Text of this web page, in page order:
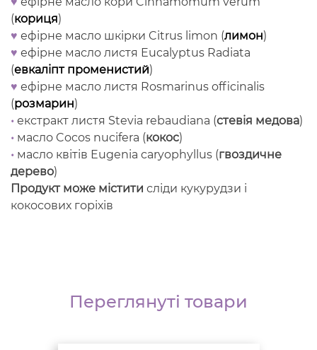
(кориця)
♥ ефірне масло шкірки Citrus limon (лимон)
♥ ефірне масло листя Eucalyptus Radiata
(евкаліпт променистий)
♥ ефірне масло листя Rosmarinus officinalis
(розмарин)
• екстракт листя Stevia rebaudiana (стевія медова)
• масло Cocos nucifera (кокос)
• масло квітів Eugenia caryophyllus (гвоздичне
дерево)
Продукт може містити сліди кукурудзи і
кокосових горіхів
Переглянуті товари